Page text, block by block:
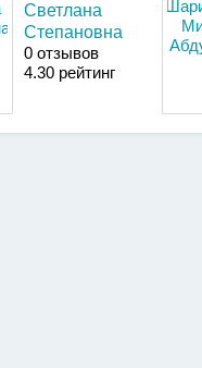
Светлана
Степановна
0 отзывов
4.30 рейтинг